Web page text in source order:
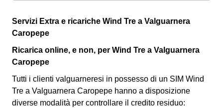
Servizi Extra e ricariche Wind Tre a Valguarnera
Caropepe
Ricarica online, e non, per Wind Tre a Valguarnera
Caropepe
Tutti i clienti valguarneresi in possesso di un SIM Wind
Tre a Valguarnera Caropepe hanno a disposizione
diverse modalità per controllare il credito residuo: